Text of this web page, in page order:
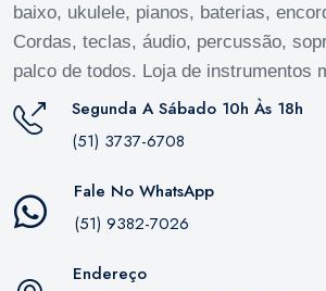
baixo, ukulele, pianos, baterias,
Cordas, teclas, áudio, percussão,
palco de todos. Loja de instrumentos
Segunda A Sábado 10h Às 18h
(51) 3737-6708
Fale No WhatsApp
(51) 9382-7026
Endereço